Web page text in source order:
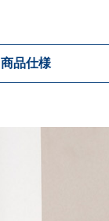
商品仕様